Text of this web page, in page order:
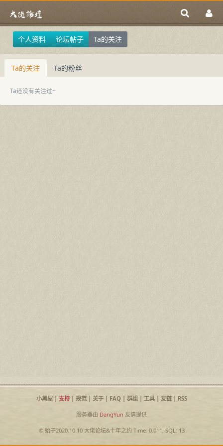
个人资料 论坛帖子 Ta的关注
Ta的关注 Ta的粉丝
Ta还没有关注过~
小黑屋| 支持| 规范| 关于| FAQ| 群组| 工具| 友链| RSS
服务器由 DangYun 友情提供
© 始于2020.10.10 大佬论坛&十年之约Time: 0.011, SQL: 13